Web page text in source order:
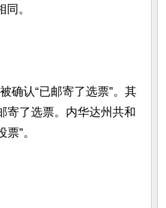
。
确认“已邮寄了选票”。其
寄了选票。内华达州共和
”。